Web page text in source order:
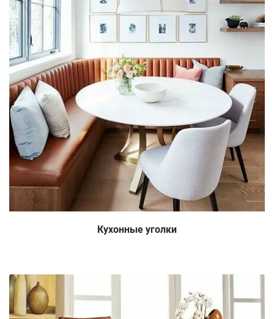
Кухонные уголки